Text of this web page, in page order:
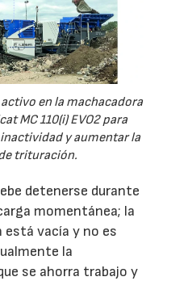
en la machacadora
MC 110(i) EVO2 para
y aumentar la
trituración.
detenerse durante
momentánea; la
vacía y no es
la
se ahorra trabajo y